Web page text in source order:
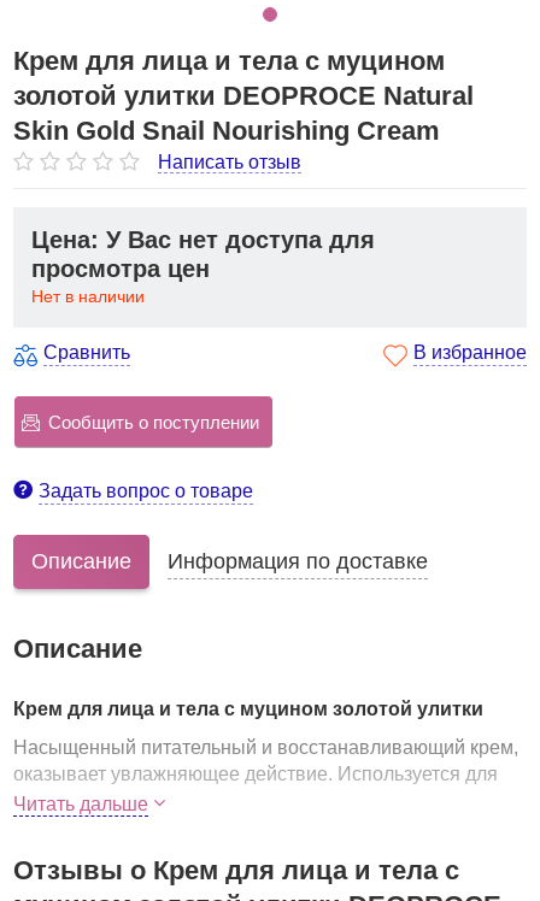
Крем для лица и тела с муцином
золотой улитки DEOPROCE Natural
Skin Gold Snail Nourishing Cream
Написать отзыв
Цена: У Вас нет доступа для
просмотра цен
Нет в наличии
Сравнить В избранное
Сообщить о поступлении
Задать вопрос о товаре
Описание Информация по доставке
Описание
Крем для лица и тела с муцином золотой улитки
Насыщенный питательный и восстанавливающий крем,
оказывает увлажняющее действие. Используется для
антивозрастного ухода: повышает упругость и
новых, осветляет пигментацию.
Читать дальше
Отзывы о Крем для лица и тела с